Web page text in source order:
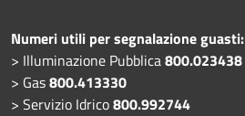
Numeri utili per segnalazione guasti:
> Illuminazione Pubblica800.023438
> Gas800.413330
> Servizio Idrico800.992744